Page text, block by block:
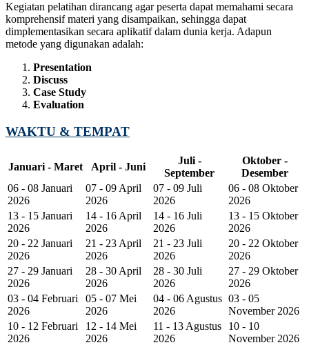
Kegiatan pelatihan dirancang agar peserta dapat memahami secara
komprehensif materi yang disampaikan, sehingga dapat
dimplementasikan secara aplikatif dalam dunia kerja. Adapun
metode yang digunakan adalah:
Presentation
Discuss
Case Study
Evaluation
WAKTU & TEMPAT
Januari - Maret April - Juni
Juli -
September
Oktober -
Desember
06 - 08 Januari
2026
07 - 09 April
2026
07 - 09 Juli
2026
06 - 08 Oktober
2026
13 - 15 Januari
2026
14 - 16 April
2026
14 - 16 Juli
2026
13 - 15 Oktober
2026
20 - 22 Januari
2026
21 - 23 April
2026
21 - 23 Juli
2026
20 - 22 Oktober
2026
27 - 29 Januari
2026
28 - 30 April
2026
28 - 30 Juli
2026
27 - 29 Oktober
2026
03 - 04 Februari
2026
05 - 07 Mei
2026
04 - 06 Agustus
2026
03 - 05
November 2026
10 - 12 Februari
2026
12 - 14 Mei
2026
11 - 13 Agustus
2026
10 - 10
November 2026